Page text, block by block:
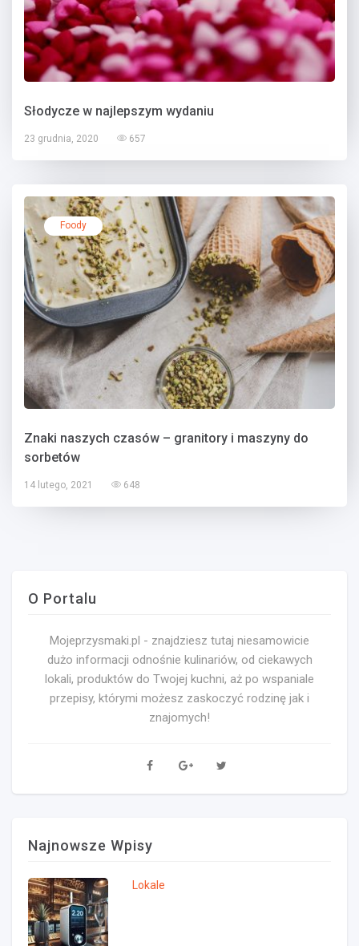
Słodycze w najlepszym wydaniu
23 grudnia, 2020 657
Foody
Znaki naszych czasów – granitory i maszyny do
sorbetów
14 lutego, 2021 648
O Portalu
Mojeprzysmaki.pl - znajdziesz tutaj niesamowicie
dużo informacji odnośnie kulinariów, od ciekawych
lokali, produktów do Twojej kuchni, aż po wspaniale
przepisy, którymi możesz zaskoczyć rodzinę jak i
znajomych!
Najnowsze Wpisy
Lokale